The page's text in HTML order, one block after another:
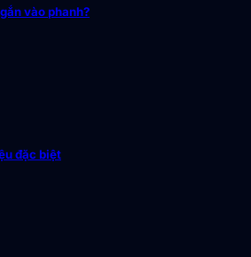
vào phanh?
đặc biệt